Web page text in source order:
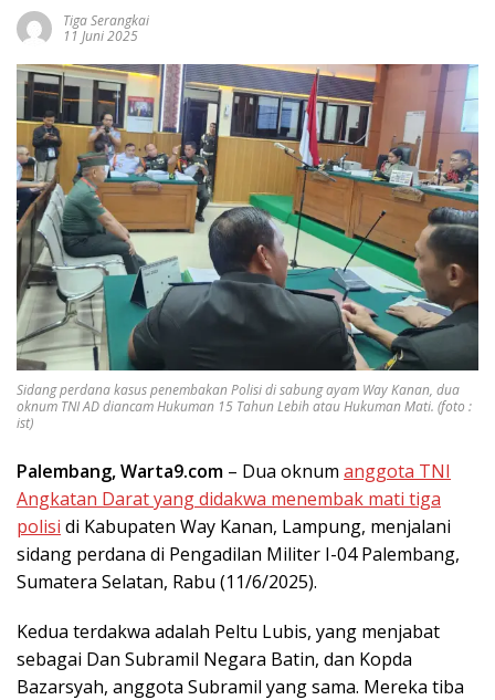
Tiga Serangkai
11 Juni 2025
Sidang perdana kasus penembakan Polisi di sabung ayam Way Kanan, dua
oknum TNI AD diancam Hukuman 15 Tahun Lebih atau Hukuman Mati. (foto :
ist)
Palembang, Warta9.com – Dua oknum anggota TNI
Angkatan Darat yang didakwa menembak mati tiga
polisi di Kabupaten Way Kanan, Lampung, menjalani
sidang perdana di Pengadilan Militer I-04 Palembang,
Sumatera Selatan, Rabu (11/6/2025).
Kedua terdakwa adalah Peltu Lubis, yang menjabat
sebagai Dan Subramil Negara Batin, dan Kopda
Bazarsyah, anggota Subramil yang sama. Mereka tiba